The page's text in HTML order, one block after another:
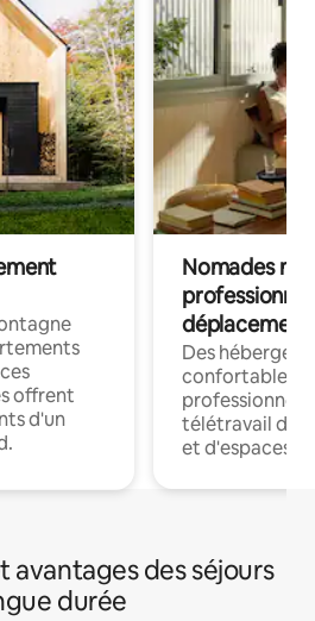
offrent
d'un
Nomades
déplacement
Des
confortables
professionnels
télétravail
et d'espaces
avantages des séjours
durée